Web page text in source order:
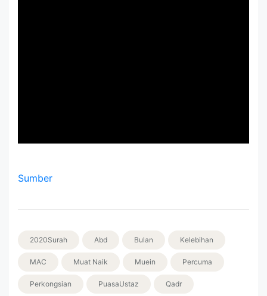
Sumber
2020Surah Abd Bulan Kelebihan
MAC Muat Naik Muein Percuma
Perkongsian PuasaUstaz Qadr